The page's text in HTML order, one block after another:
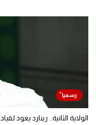
الولاية الثانية.. رينارد يعود